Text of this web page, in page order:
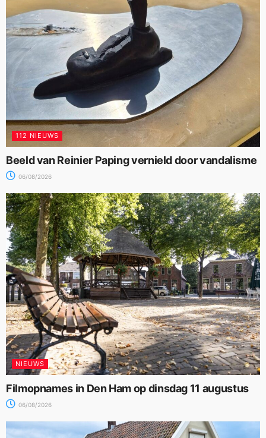
112 NIEUWS
Beeld van Reinier Paping vernield door vandalisme
06/08/2026
NIEUWS
Filmopnames in Den Ham op dinsdag 11 augustus
06/08/2026